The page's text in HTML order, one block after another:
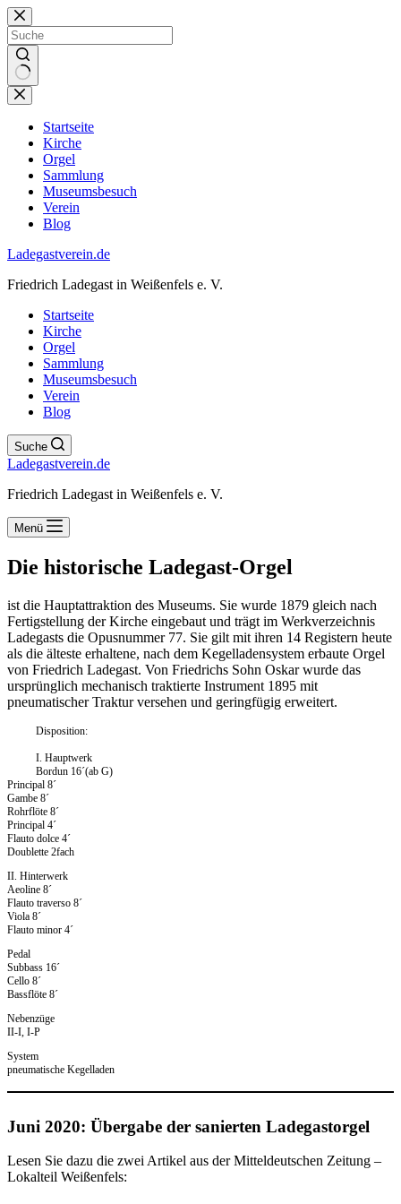
Zum
Inhalt
springen
Keine
Ergebnisse
Startseite
Kirche
Orgel
Sammlung
Museumsbesuch
Verein
Blog
Ladegastverein.de
Friedrich Ladegast in Weißenfels e. V.
Startseite
Kirche
Orgel
Sammlung
Museumsbesuch
Verein
Blog
Suche
Ladegastverein.de
Friedrich Ladegast in Weißenfels e. V.
Menü
Die historische Ladegast-Orgel
ist die Hauptattraktion des Museums. Sie wurde 1879 gleich nach
Fertigstellung der Kirche eingebaut und trägt im Werkverzeichnis
Ladegasts die Opusnummer 77. Sie gilt mit ihren 14 Registern heute
als die älteste erhaltene, nach dem Kegelladensystem erbaute Orgel
von Friedrich Ladegast. Von Friedrichs Sohn Oskar wurde das
ursprünglich mechanisch traktierte Instrument 1895 mit
pneumatischer Traktur versehen und geringfügig erweitert.
Disposition:
I. Hauptwerk
Bordun 16´(ab G)
Principal 8´
Gambe 8´
Rohrflöte 8´
Principal 4´
Flauto dolce 4´
Doublette 2fach
II. Hinterwerk
Aeoline 8´
Flauto traverso 8´
Viola 8´
Flauto minor 4´
Pedal
Subbass 16´
Cello 8´
Bassflöte 8´
Nebenzüge
II-I, I-P
System
pneumatische Kegelladen
Juni 2020: Übergabe der sanierten Ladegastorgel
Lesen Sie dazu die zwei Artikel aus der Mitteldeutschen Zeitung –
Lokalteil Weißenfels: